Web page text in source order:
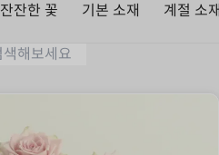
잔잔한 꽃 기본 소재 계절 소